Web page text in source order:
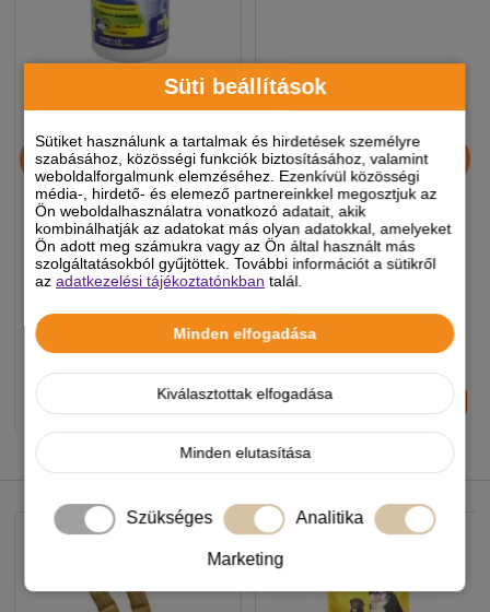
Süti beállítások
Sütiket használunk a tartalmak és hirdetések személyre
szabásához, közösségi funkciók biztosításához, valamint
weboldalforgalmunk elemzéséhez. Ezenkívül közösségi
média-, hirdető- és elemező partnereinkkel megosztjuk az
Ön weboldalhasználatra vonatkozó adatait, akik
kombinálhatják az adatokat más olyan adatokkal, amelyeket
Ön adott meg számukra vagy az Ön által használt más
szolgáltatásokból gyűjtöttek. További információt a sütikről
azadatkezelési tájékoztatónkban talál.
Minden elfogadása
Kiválasztottak elfogadása
Minden elutasítása
Szükséges Analitika
Marketing
Noroflex 600+100mg 60db
ízületvédő,
fájdalomcsökkentő
rágótabletta
7 990 Ft
-5%
munkanap
KOSÁRBA
C-11 complex porcvédő
tabletta 60x
9 390 Ft
-5%
Készleten, várható szállítás 1-3
munkanap
- +
NEKED AJÁNLJUK